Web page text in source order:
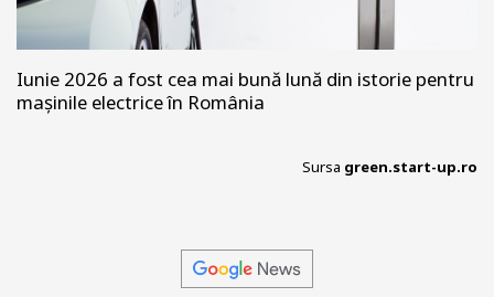
Iunie 2026 a fost cea mai bună lună din istorie pentru
mașinile electrice în România
Sursa green.start-up.ro